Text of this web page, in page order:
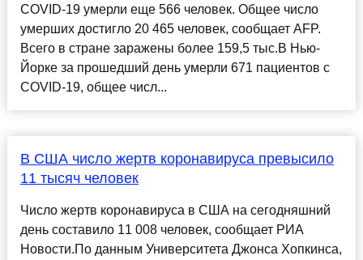
COVID-19 умерли еще 566 человек. Общее число
умерших достигло 20 465 человек, сообщает AFP.
Всего в стране заражены более 159,5 тыс.В Нью-
Йорке за прошедший день умерли 671 пациентов с
COVID-19, общее числ...
В США число жертв коронавируса превысило
11 тысяч человек
Число жертв коронавируса в США на сегодняшний
день составило 11 008 человек, сообщает РИА
Новости.По данным Университета Джонса Хопкинса,